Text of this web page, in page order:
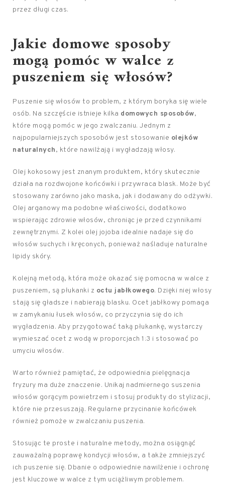
przez długi czas.
Jakie domowe sposoby
mogą pomóc w walce z
puszeniem się włosów?
Puszenie się włosów to problem, z którym boryka się wiele
osób. Na szczęście istnieje kilka domowych sposobów,
które mogą pomóc w jego zwalczaniu. Jednym z
najpopularniejszych sposobów jest stosowanie olejków
naturalnych, które nawilżają i wygładzają włosy.
Olej kokosowy jest znanym produktem, który skutecznie
działa na rozdwojone końcówki i przywraca blask. Może być
stosowany zarówno jako maska, jak i dodawany do odżywki.
Olej arganowy ma podobne właściwości, dodatkowo
wspierając zdrowie włosów, chroniąc je przed czynnikami
zewnętrznymi. Z kolei olej jojoba idealnie nadaje się do
włosów suchych i kręconych, ponieważ naśladuje naturalne
lipidy skóry.
Kolejną metodą, która może okazać się pomocna w walce z
puszeniem, są płukanki z octu jabłkowego. Dzięki niej włosy
stają się gładsze i nabierają blasku. Ocet jabłkowy pomaga
w zamykaniu łusek włosów, co przyczynia się do ich
wygładzenia. Aby przygotować taką płukankę, wystarczy
wymieszać ocet z wodą w proporcjach 1:3 i stosować po
umyciu włosów.
Warto również pamiętać, że odpowiednia pielęgnacja
fryzury ma duże znaczenie. Unikaj nadmiernego suszenia
włosów gorącym powietrzem i stosuj produkty do stylizacji,
które nie przesuszają. Regularne przycinanie końcówek
również pomoże w zwalczaniu puszenia.
Stosując te proste i naturalne metody, można osiągnąć
zauważalną poprawę kondycji włosów, a także zmniejszyć
ich puszenie się. Dbanie o odpowiednie nawilżenie i ochronę
jest kluczowe w walce z tym uciążliwym problemem.